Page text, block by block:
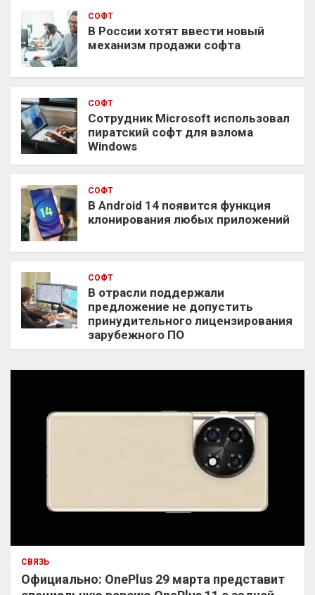
СОФТ
В России хотят ввести новый
механизм продажи софта
СОФТ
Сотрудник Microsoft использовал
пиратский софт для взлома
Windows
СОФТ
В Android 14 появится функция
клонирования любых приложений
СОФТ
В отрасли поддержали
предложение не допустить
принудительного лицензирования
зарубежного ПО
СВЯЗЬ
Официально: OnePlus 29 марта представит